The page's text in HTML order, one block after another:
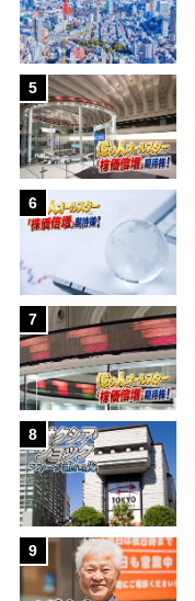
5
6
7
8
9